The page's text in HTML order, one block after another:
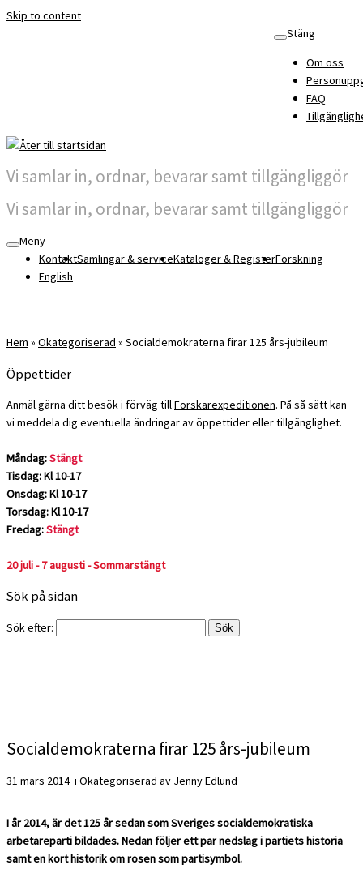
Skip to content
Stäng
Om oss
FAQ
Vi samlar in, ordnar, bevarar samt tillgängliggör
Vi samlar in, ordnar, bevarar samt tillgängliggör
Meny
KontaktSamlingar & serviceKataloger & RegisterForskning
English
Hem » Okategoriserad » Socialdemokraterna firar 125 års-jubileum
Öppettider
Anmäl gärna ditt besök i förväg tillForskarexpeditionen. På så sätt kan
vi meddela dig eventuella ändringar av öppettider eller tillgänglighet.
Måndag:Stängt
Tisdag: Kl 10-17
Onsdag: Kl 10-17
Torsdag: Kl 10-17
Fredag:Stängt
20 juli - 7 augusti - Sommarstängt
Sök på sidan
Sök efter:
Socialdemokraterna firar 125 års-jubileum
31 mars 2014i Okategoriserad av Jenny Edlund
I år 2014, är det 125 år sedan som Sveriges socialdemokratiska
arbetareparti bildades. Nedan följer ett par nedslag i partiets historia
samt en kort historik om rosen som partisymbol.